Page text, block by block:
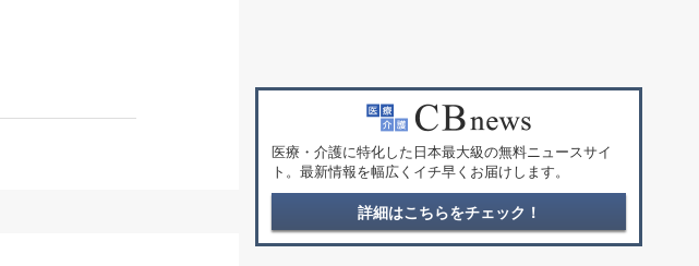
医療・介護に特化した日本最大級の無料ニュースサイ
ト。最新情報を幅広くイチ早くお届けします。
詳細はこちらをチェック！